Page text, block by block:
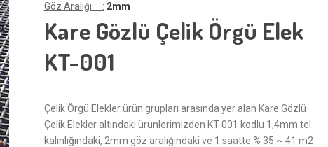
Göz Aralığı : 2mm
Kare Gözlü Çelik Örgü Elek
KT-001
Çelik Örgü Elekler ürün grupları arasında yer alan Kare Gözlü
Çelik Elekler altındaki ürünlerimizden KT-001 kodlu 1,4mm tel
kalınlığındaki, 2mm göz aralığındaki ve 1 saatte % 35 ~ 41 m2